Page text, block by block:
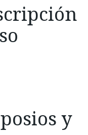
y